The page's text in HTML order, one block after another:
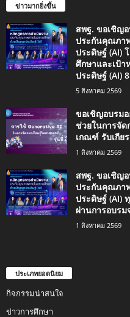
ข่าวมากยิ่งขึ้น
สพฐ. ขอเชิญ
ประกันคุณภา
ประดิษฐ์ (AI)
ศึกษาและเป้
ประดิษฐ์ (AI)
5 สิงหาคม 2569
ขอเชิญอบรมอ
ช่วยในการจัด
เกณฑ์ รับเกีย
1 สิงหาคม 2569
สพฐ. ขอเชิญ
ประกันคุณภา
ประดิษฐ์ (AI)
ผ่านการอบรม
1 สิงหาคม 2569
ประเภทยอดนิยม
กิจกรรมน่าสนใจ
ข่าวการศึกษา